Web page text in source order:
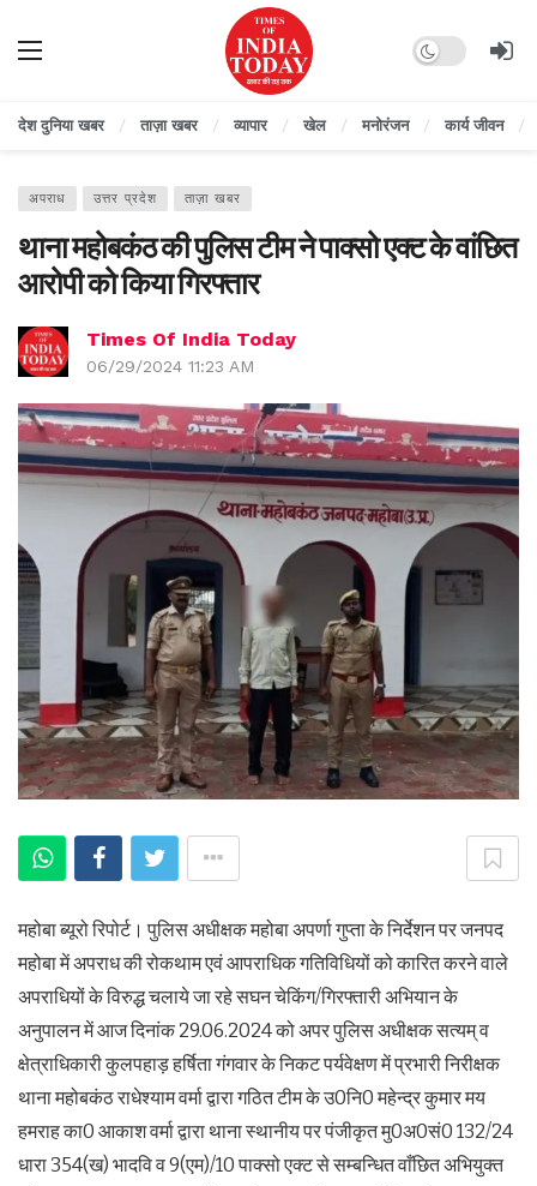
Dark mode
देश दुनिया खबर ताज़ा खबर व्यापार खेल मनोरंजन कार्य जीवन
अपराध उत्तर प्रदेश ताज़ा खबर
थाना महोबकंठ की पुलिस टीम ने पाक्सो एक्ट के वांछित
आरोपी को किया गिरफ्तार
Times Of India Today
06/29/2024 11:23 AM
महोबा ब्यूरो रिपोर्ट। पुलिस अधीक्षक महोबा अपर्णा गुप्ता के निर्देशन पर जनपद
महोबा में अपराध की रोकथाम एवं आपराधिक गतिविधियों को कारित करने वाले
अपराधियों के विरुद्ध चलाये जा रहे सघन चेकिंग/गिरफ्तारी अभियान के
अनुपालन में आज दिनांक 29.06.2024 को अपर पुलिस अधीक्षक सत्यम् व
क्षेत्राधिकारी कुलपहाड़ हर्षिता गंगवार के निकट पर्यवेक्षण में प्रभारी निरीक्षक
थाना महोबकंठ राधेश्याम वर्मा द्वारा गठित टीम के उ0नि0 महेन्द्र कुमार मय
हमराह का0 आकाश वर्मा द्वारा थाना स्थानीय पर पंजीकृत मु0अ0सं0 132/24
धारा 354(ख) भादवि व 9(एम)/10 पाक्सो एक्ट से सम्बन्धित वाँछित अभियुक्त